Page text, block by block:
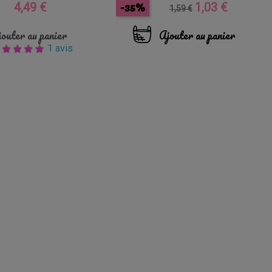
Prix
4,49 €
au panier
1 avis
Prix
base
1,59 €
-35% Prix
1,03 €
Ajouter au panier